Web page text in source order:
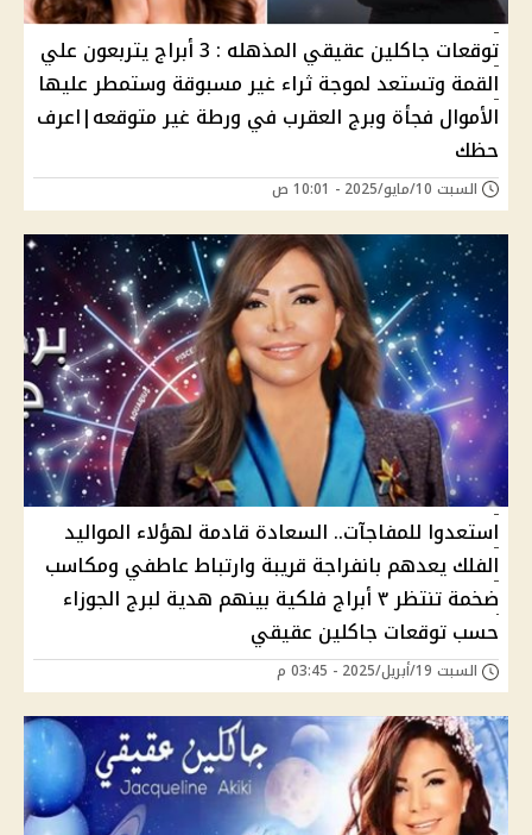
توقعات جاكلين عقيقي المذهله : 3 أبراج يتربعون علي
القمة وتستعد لموجة ثراء غير مسبوقة وستمطر عليها
الأموال فجأة وبرج العقرب في ورطة غير متوقعه|اعرف
حظك
السبت 10/مايو/2025 - 10:01 ص
استعدوا للمفاجآت.. السعادة قادمة لهؤلاء المواليد
الفلك يعدهم بانفراجة قريبة وارتباط عاطفي ومكاسب
ضخمة تنتظر ٣ أبراج فلكية بينهم هدية لبرج الجوزاء
حسب توقعات جاكلين عقيقي
السبت 19/أبريل/2025 - 03:45 م